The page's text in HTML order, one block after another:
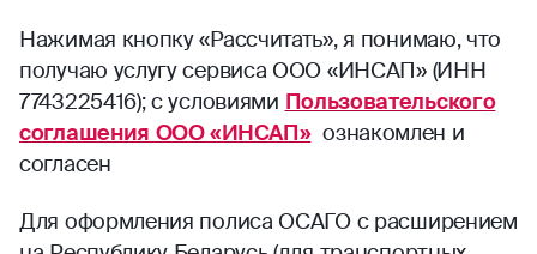
Нажимая кнопку «Рассчитать», я понимаю, что
получаю услугу сервиса ООО «ИНСАП» (ИНН
7743225416); с условиями Пользовательского
соглашения ООО «ИНСАП» ознакомлен и
согласен
Для оформления полиса ОСАГО с расширением